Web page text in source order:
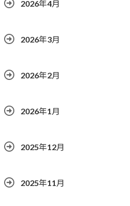
2026年4月
2026年3月
2026年2月
2026年1月
2025年12月
2025年11月